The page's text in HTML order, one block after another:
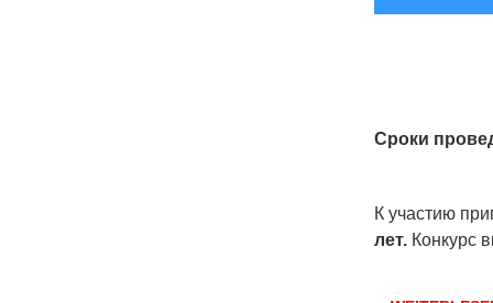
Сроки
К участию
лет. Конкурс